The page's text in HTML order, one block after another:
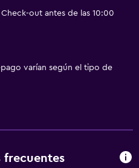
out antes de las 10:00
varían según el tipo de
frecuentes